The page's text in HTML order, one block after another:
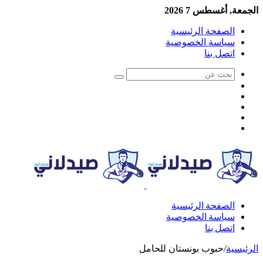
الجمعة, أغسطس 7 2026
الصفحة الرئيسية
سياسة الخصوصية
اتصل بنا
الصفحة الرئيسية
سياسة الخصوصية
اتصل بنا
الرئيسية/حبوب بونستان للحامل